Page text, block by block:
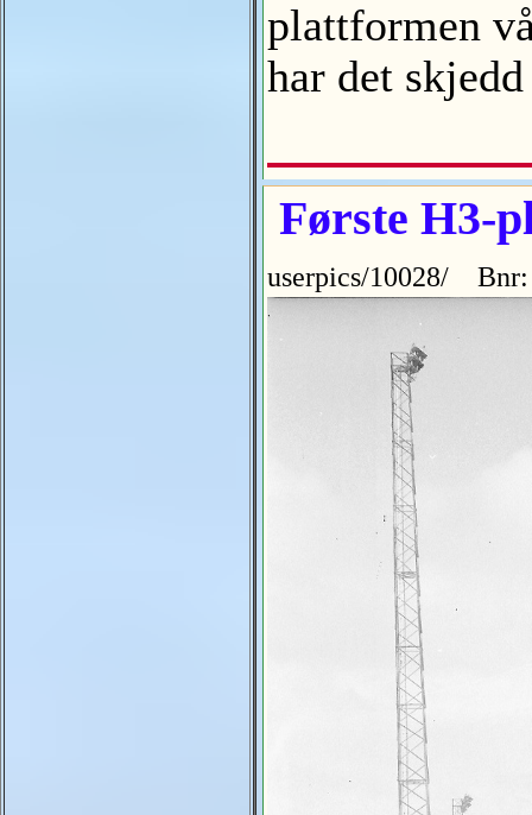
plattformen
har det
Første H3-
userpics/10028/ Bnr: